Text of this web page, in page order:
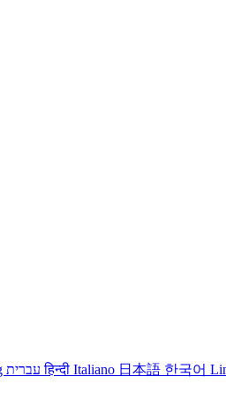
עבריתहिन्दी Italiano 日本語 한국어